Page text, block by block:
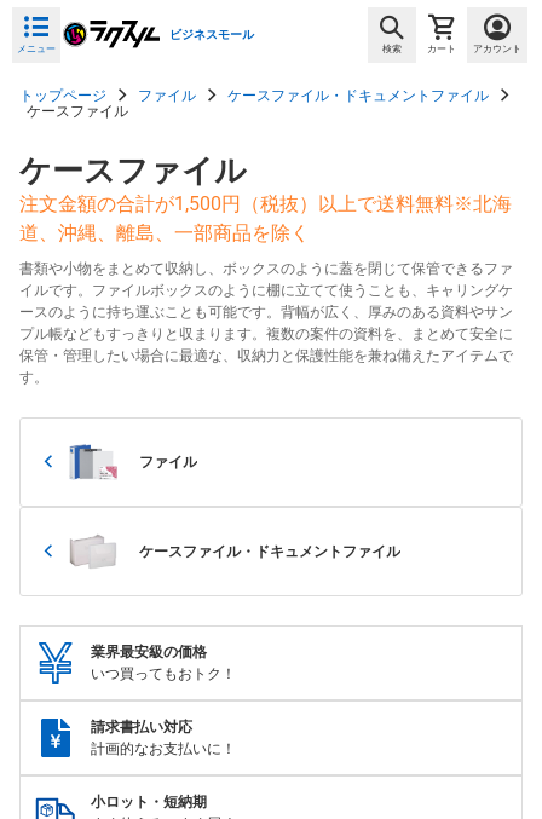
メニュー
ビジネスモール
検索 カート アカウント
トップページ ファイル
ケースファイル・ドキュメントファイル
ケースファイル
ケースファイル
注文金額の合計が1,500円（税抜）以上で送料無料※北海
道、沖縄、離島、一部商品を除く
書類や小物をまとめて収納し、ボックスのように蓋を閉じて保管できるファ
イルです。ファイルボックスのように棚に立てて使うことも、キャリングケ
ースのように持ち運ぶことも可能です。背幅が広く、厚みのある資料やサン
プル帳などもすっきりと収まります。複数の案件の資料を、まとめて安全に
保管・管理したい場合に最適な、収納力と保護性能を兼ね備えたアイテムで
す。
ファイル
ケースファイル・ドキュメントファイル
業界最安級の価格
いつ買ってもおトク！
請求書払い対応
計画的なお支払いに！
小ロット・短納期